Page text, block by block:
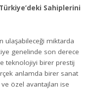
Türkiye’deki Sahiplerini
ulaşabileceği miktarda
genelinde son derece
teknolojiyi birer prestij
anlamda birer sanat
özel avantajları ise